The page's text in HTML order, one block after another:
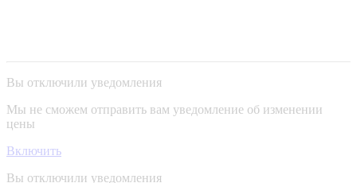
Вы отключили уведомления
Мы не сможем отправить вам уведомление об изменении
цены
Включить
Вы отключили уведомления